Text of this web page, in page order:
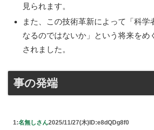
見られます。
また、この技術革新によって「科学
なるのではないか」という将来をめ
されました。
事の発端
1:名無しさん2025/11/27(木) ID:e8dQDg8f0